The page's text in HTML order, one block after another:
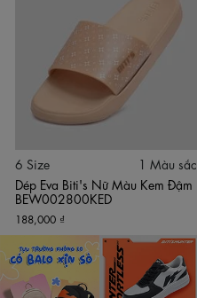
6 Size
1 Màu sắc
Dép Eva Biti's Nữ Màu Kem Đậm
BEW002800KED
188,000 ₫